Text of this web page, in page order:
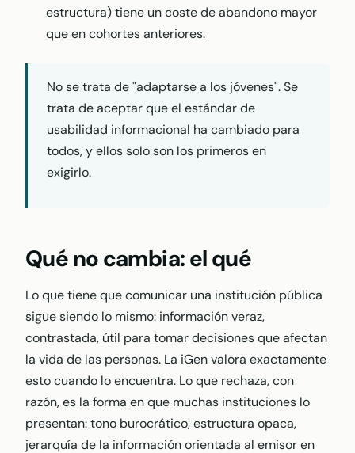
estructura) tiene un coste de abandono mayor
que en cohortes anteriores.
No se trata de "adaptarse a los jóvenes". Se
trata de aceptar que el estándar de
usabilidad informacional ha cambiado para
todos, y ellos solo son los primeros en
exigirlo.
Qué no cambia: el qué
Lo que tiene que comunicar una institución pública
sigue siendo lo mismo: información veraz,
contrastada, útil para tomar decisiones que afectan
la vida de las personas. La iGen valora exactamente
esto cuando lo encuentra. Lo que rechaza, con
razón, es la forma en que muchas instituciones lo
presentan: tono burocrático, estructura opaca,
jerarquía de la información orientada al emisor en